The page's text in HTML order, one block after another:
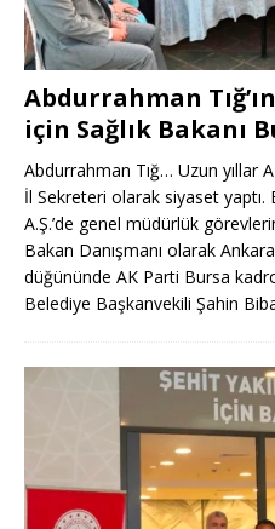
Abdurrahman
için Sağlık Bakanı
Abdurrahman Tığ… Uzun yıllar
İl Sekreteri olarak siyaset
A.Ş.’de genel müdürlük
Bakan Danışmanı olarak
düğününde AK Parti Bursa
Belediye Başkanvekili Şahin